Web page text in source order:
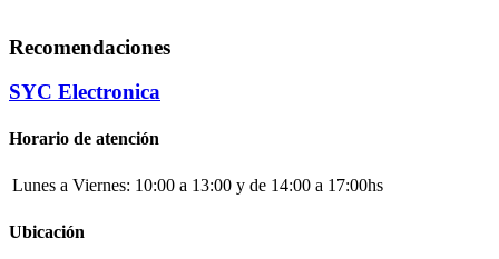
Recomendaciones
SYC Electronica
Horario de atención
Lunes a Viernes: 10:00 a 13:00 y de 14:00 a 17:00hs
Ubicación